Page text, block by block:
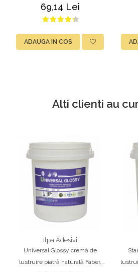
– Ilpa Jolly TIXO Paglierino Bej cu
Catalizator, 750ml
69,14 Lei
ADAUGA IN COS
Alti clienti au
Ilpa Adesivi
Universal Glossy cremă de
lustruire piatră naturală Faber,